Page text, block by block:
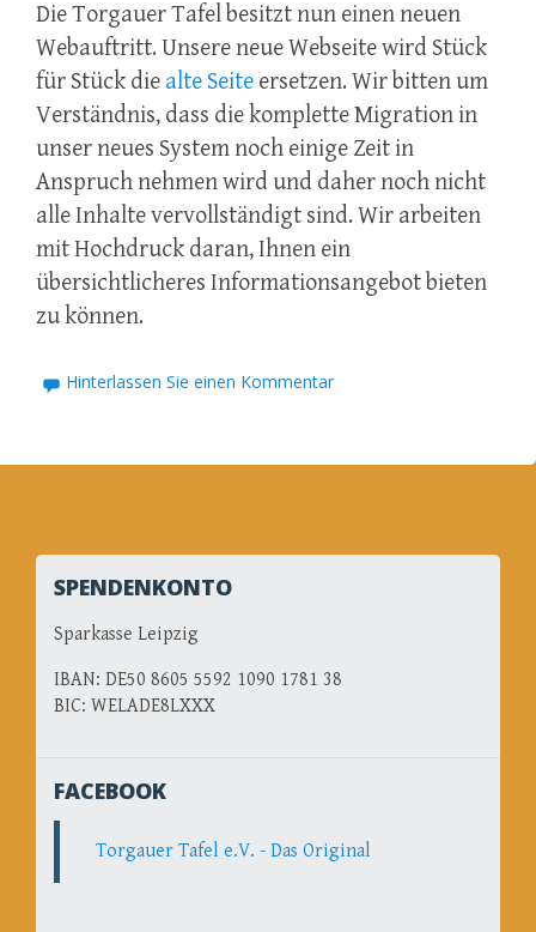
Die Torgauer Tafel besitzt nun einen neuen
Webauftritt. Unsere neue Webseite wird Stück
für Stück die alte Seite ersetzen. Wir bitten um
Verständnis, dass die komplette Migration in
unser neues System noch einige Zeit in
Anspruch nehmen wird und daher noch nicht
alle Inhalte vervollständigt sind. Wir arbeiten
mit Hochdruck daran, Ihnen ein
übersichtlicheres Informationsangebot bieten
zu können.
Hinterlassen Sie einen Kommentar
SPENDENKONTO
Sparkasse Leipzig
IBAN: DE50 8605 5592 1090 1781 38
BIC: WELADE8LXXX
FACEBOOK
Torgauer Tafel e.V. - Das Original